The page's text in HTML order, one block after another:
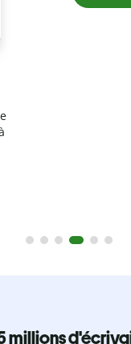
écrits sont 100 % les
Analysez votre
les citations
millions